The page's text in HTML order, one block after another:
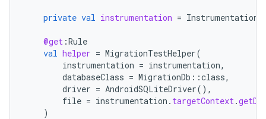
private val instrumentation =
@get :Rule
val helper = MigrationTestHelper(
instrumentation = instrumentation,
databaseClass = MigrationDb ::class,
driver = AndroidSQLiteDriver(),
file = instrumentation . targetContext.
)